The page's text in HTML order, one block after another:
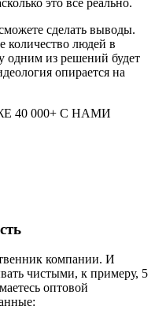
это всё реально.
сделать выводы.
количество людей в
одним из решений будет
опирается на
40 000+ С НАМИ
компании. И
чистыми, к примеру, 5
оптовой